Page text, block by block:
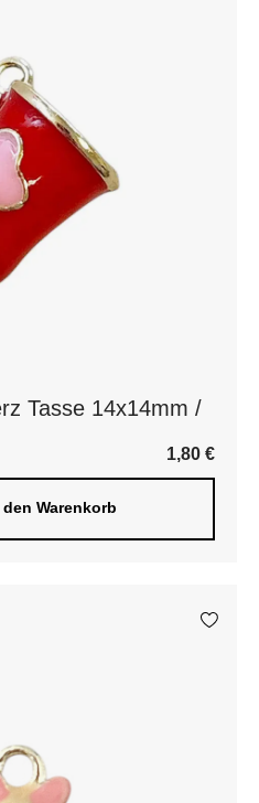
Tasse 14x14mm /
1,80 €
den Warenkorb